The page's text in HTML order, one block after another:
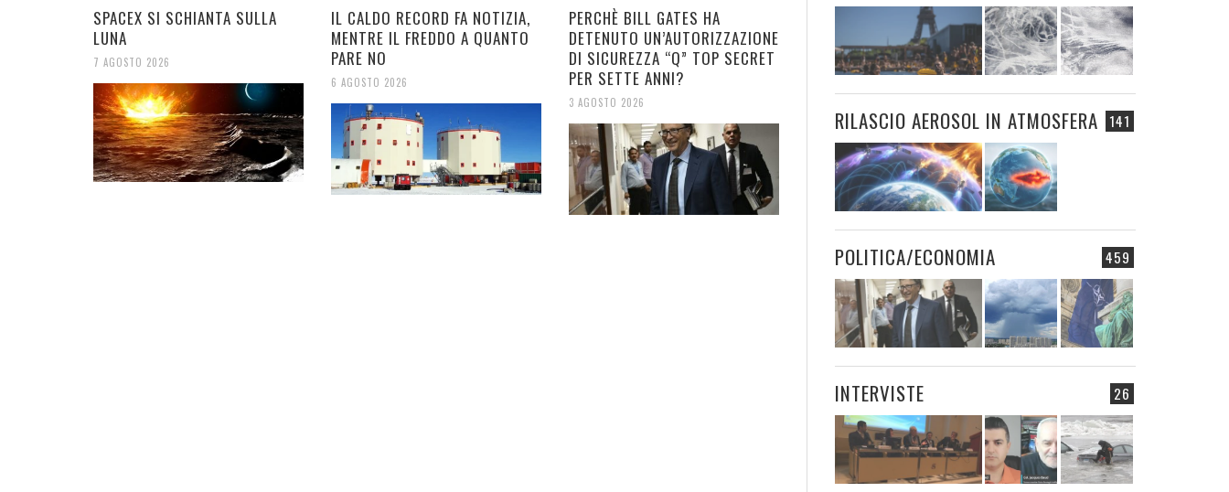
SPACEX SI SCHIANTA SULLA
LUNA
7 AGOSTO 2026
IL CALDO RECORD FA NOTIZIA,
MENTRE IL FREDDO A QUANTO
PARE NO
6 AGOSTO 2026
PERCHÈ BILL GATES HA
DETENUTO UN’AUTORIZZAZIONE
DI SICUREZZA “Q” TOP SECRET
PER SETTE ANNI?
3 AGOSTO 2026
141
RILASCIO AEROSOL IN ATMOSFERA
459
POLITICA/ECONOMIA
26
INTERVISTE